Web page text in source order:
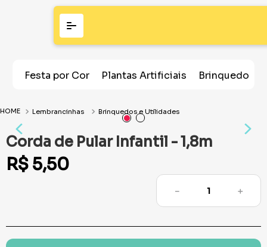
Festa por Cor Plantas Artificiais Brinquedos
Lembrancinhas Brinquedos e Utilidades
Corda de Pular Infantil - 1,8m
R$ 5,50
＋
－